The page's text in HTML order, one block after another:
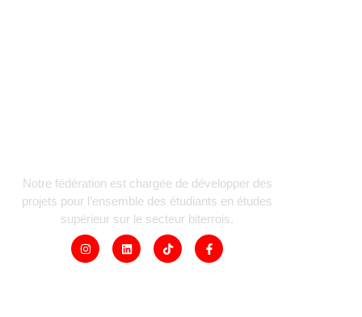
Notre fédération est chargée de développer des
projets pour l’ensemble des étudiants en études
supérieur sur le secteur biterrois.